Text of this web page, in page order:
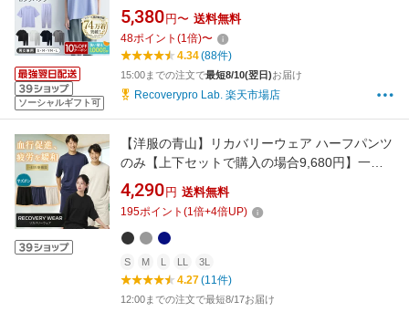
ソーシャルギフト可
ウェア レディース メンズ 上下セット（半袖ク
ルーネック＆リブ付きロングパンツ）血行促進
リラックス 部屋着 トップス ボトムス 上下セッ
ト睡眠 疲労回復ウェア リカバリープロラボ
5,380 円〜 送料無料
48ポイント (1倍)〜
4.34(88件)
15:00までの注文で最短8/10(翌日)お届け
Recoverypro Lab. 楽天市場店
【洋服の青山】リカバリーウェア ハーフパンツ
のみ【上下セットで購入の場合9,680円】一般
医療機器 血行促進 疲労回復 快眠 ショートパン
ツ メンズ レディース ブラック ネイビー グレー
黒 紺 パジャマ ギフト 敬老の日 プレゼント xyz
4,290 円 送料無料
195ポイント (1倍+4倍UP)
S M L LL 3L
4.27(11件)
12:00までの注文で最短8/17お届け